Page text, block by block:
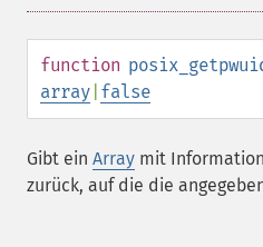
function
array false
Gibt ein Array mit
zurück, auf die die